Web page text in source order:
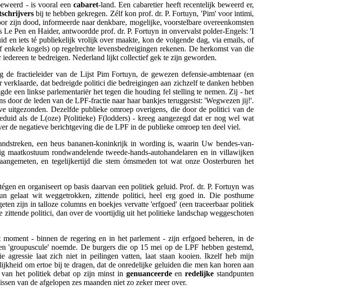
- is vooral eencabaret-land. Een cabaretier heeft recentelijk beweerd er,
bij te hebben gekregen. Zélf kon prof. dr. P. Fortuyn, 'Pim' voor intimi,
zijn dood, informeerde naar denkbare, mogelijke, voorstelbare overeenkomsten
Pen en Haider, antwoordde prof. dr. P. Fortuyn in onvervalst polder-Engels: 'I
en iets té publiekelijk vrolijk over maakte, kon de volgende dag, via emails, of
kogels) op regelrechte levensbedreigingen rekenen. De herkomst van die
te bedreigen. Nederland lijkt collectief gek te zijn geworden.
de fractieleider van de Lijst Pim Fortuyn, de gewezen defensie-ambtenaar (en
dat bedreigde politici die bedreigingen aan zichzelf te danken hebben
een linkse parlementariër het tegen die houding fel stelling te nemen. Zij - het
de leden van de LPF-fractie naar haar bankjes teruggesist: 'Wegwezen jij!'.
uitgezonden. Dezelfde publieke omroep overigens, die door de politici van de
als de L(oze) P(olitieke) F(lodders) - kreeg aangezegd dat er nog wel wat
de negatieve berichtgeving die de LPF in de publieke omroep ten deel viel.
een heus bananen-koninkrijk in wording is, waarin Uw bendes-van-
rondwandelende tweede-hands-autohandelaren en in villawijken
en tegelijkertijd die stem ómsmeden tot wat onze Oosterburen het
en organiseert op basis daarvan een politiek geluid. Prof. dr. P. Fortuyn was
gelaat wit weggetrokken, zittende politici, heel erg goed in. Die posthume
zijn in talloze columns en boekjes vervatte 'erfgoed' (een traceerbaar politiek
politici, dan over de voortijdig uit het politieke landschap weggeschoten
- binnen de regering en in het parlement - zijn erfgoed beheren, in de
'groupuscule' noemde. De burgers die op 15 mei op de LPF hebben gestemd,
agressie laat zich niet in peilingen vatten, laat staan kooien. Ikzelf heb mijn
om ertoe bij te dragen, dat de onredelijke geluiden die men kan horen aan
het politiek debat op zijn minst in genuanceerdeenredelijke standpunten
van de afgelopen zes maanden niet zo zeker meer over.